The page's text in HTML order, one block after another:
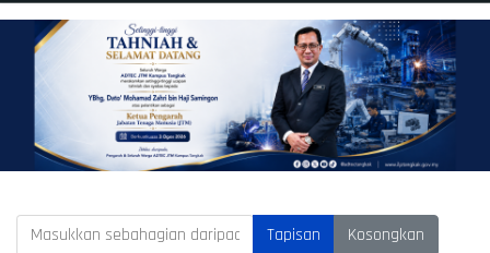
Masukkan sebahagian daripada tajuk Tapisan Kosongkan